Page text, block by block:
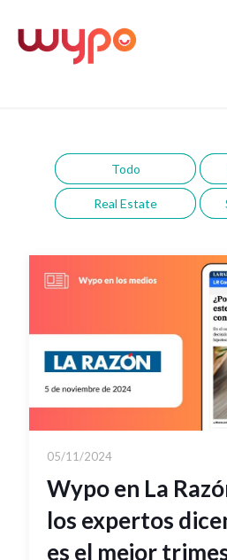
Todo
Real Estate
05/11/2024
Wypo en La
los expertos
es el mejor